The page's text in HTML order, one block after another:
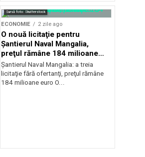
Sursă foto: Shutterstock
ECONOMIE 2 zile ago
O nouă licitaţie pentru
Şantierul Naval Mangalia,
preţul rămâne 184 milioane
euro
Şantierul Naval Mangalia: a treia
licitaţie fără ofertanţi, preţul rămâne
184 milioane euro O...